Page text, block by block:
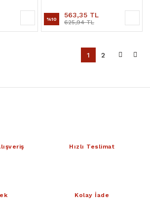
%10 563,35 TL
625,94 TL
1 2
Hızlı Teslimat
Kolay İade